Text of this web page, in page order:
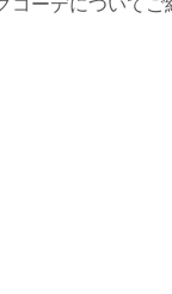
ーデについてご